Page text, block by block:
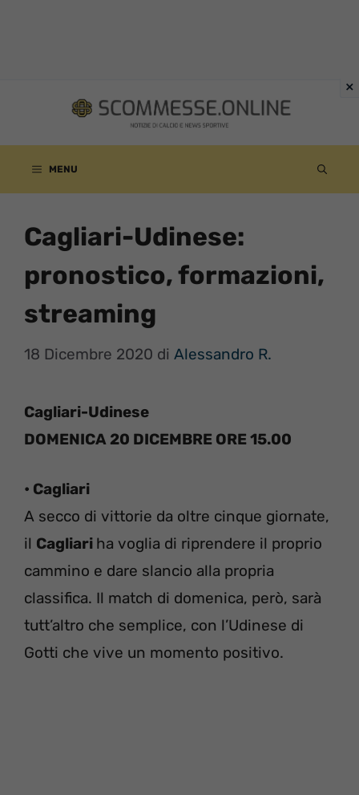
contenuto
MENU
Cagliari-Udinese:
pronostico, formazioni,
streaming
18 Dicembre 2020 di Alessandro R.
Cagliari-Udinese
DOMENICA 20 DICEMBRE ORE 15.00
• Cagliari
A secco di vittorie da oltre cinque giornate,
il Cagliari ha voglia di riprendere il proprio
cammino e dare slancio alla propria
classifica. Il match di domenica, però, sarà
tutt’altro che semplice, con l’Udinese di
Gotti che vive un momento positivo.